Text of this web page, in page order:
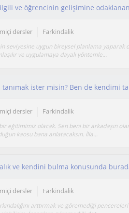
ilgili ve öğrencinin gelişimine
dersler Farkindalik
seviyesine uygun bireysel planlama yaparak
ve uygulamaya dayalı yöntemle...
dersler Farkindalik
eğitimimiz olacak. Sen beni bir arkadaşın
kaosu bana anlatacaksın. İlla...
ve kendini bulma konusunda
dersler Farkindalik
arttırmak ve göremediği